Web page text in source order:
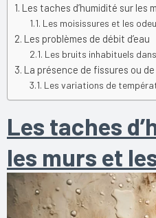
Les taches d’humidité sur les
Les moisissures et les
Les problèmes de débit d’eau
Les bruits inhabituels
La présence de fissures ou
Les variations de
Les taches
les murs et